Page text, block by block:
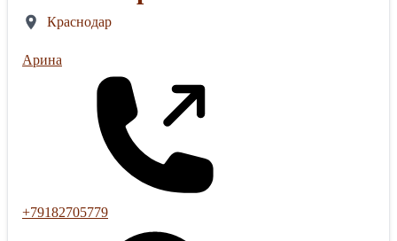
Краснодар
Арина
+79182705779